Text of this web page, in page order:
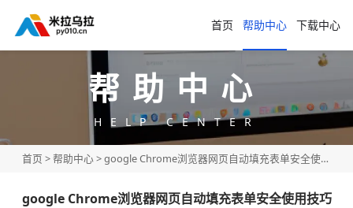
首页 帮助中心 下载中心
帮助中心
HELP CENTER
首页 >帮助中心> google Chrome浏览器网页自动填充表单安全使用技巧
google Chrome浏览器网页自动填充表单安全使用技巧